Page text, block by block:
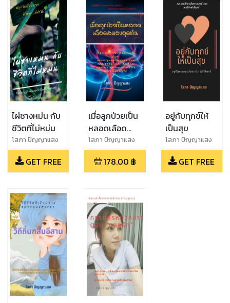
ไผ่ซางหม่น กับ
ชีวิตที่ไม่หม่น
โสภา ปัญญาแสง
GET FREE
เมื่อลูกป่วยเป็น
หลอดเลือด
สมองอุดตัน
โสภา ปัญญาแสง
178.00 ฿
อยู่กับทุกข์ให้
เป็นสุข
โสภา ปัญญาแสง
GET FREE